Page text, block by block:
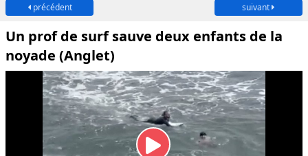
précédent suivant
Un prof de surf sauve deux enfants de la
noyade (Anglet)